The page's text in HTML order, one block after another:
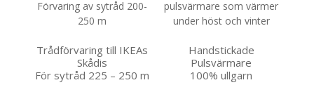
Trådförvaring till IKEAs
Skådis
För sytråd 225 – 250 m
Handstickade
Pulsvärmare
100% ullgarn